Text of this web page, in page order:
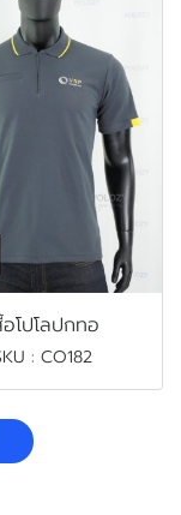
อโปโลปกทอ
: CO182